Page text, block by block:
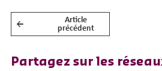
NAVIGATION DE
←
Article
précédent
Partagez sur les